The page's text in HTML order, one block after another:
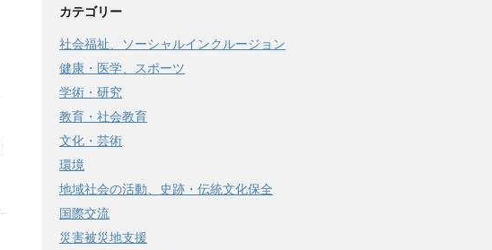
カテゴリー
社会福祉、ソーシャルインクルージョン
健康・医学、スポーツ
学術・研究
教育・社会教育
文化・芸術
環境
地域社会の活動、史跡・伝統文化保全
国際交流
災害被災地支援